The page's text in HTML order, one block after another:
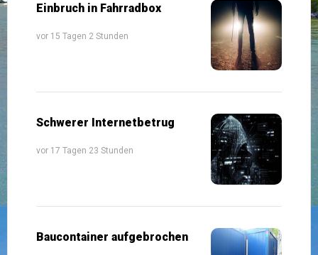
Einbruch in Fahrradbox
vor 15 Tagen 2 Stunden
Schwerer Internetbetrug
vor 17 Tagen 23 Stunden
Baucontainer aufgebrochen